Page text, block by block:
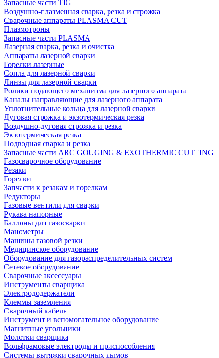
Запасные части TIG
Воздушно-плазменная сварка, резка и строжка
Сварочные аппараты PLASMA CUT
Плазмотроны
Запасные части PLASMA
Лазерная сварка, резка и очистка
Аппараты лазерной сварки
Горелки лазерные
Сопла для лазерной сварки
Линзы для лазерной сварки
Ролики подающего механизма для лазерного аппарата
Каналы направляющие для лазерного аппарата
Уплотнительные кольца для лазерной сварки
Дуговая строжка и экзотермическая резка
Воздушно-дуговая строжка и резка
Экзотермическая резка
Подводная сварка и резка
Запасные части ARC GOUGING & EXOTHERMIC CUTTING
Газосварочное оборудование
Резаки
Горелки
Запчасти к резакам и горелкам
Редукторы
Газовые вентили для сварки
Рукава напорные
Баллоны для газосварки
Манометры
Машины газовой резки
Медицинское оборудование
Оборудование для газораспределительных систем
Сетевое оборудование
Сварочные аксессуары
Инструменты сварщика
Электрододержатели
Клеммы заземления
Сварочный кабель
Инструмент и вспомогательное оборудование
Магнитные угольники
Молотки сварщика
Вольфрамовые электроды и приспособления
Системы вытяжки сварочных дымов